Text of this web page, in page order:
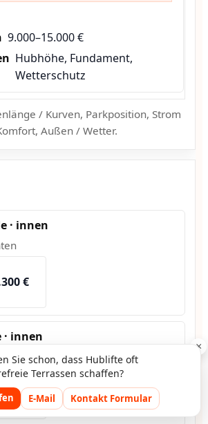
9.000–15.000 €
Hubhöhe, Fundament,
Wetterschutz
/ Kurven, Parkposition, Strom
Außen / Wetter.
· innen
€
innen
€
×
Sie schon, dass Hublifte oft
Terrassen schaffen?
E-Mail Kontakt Formular